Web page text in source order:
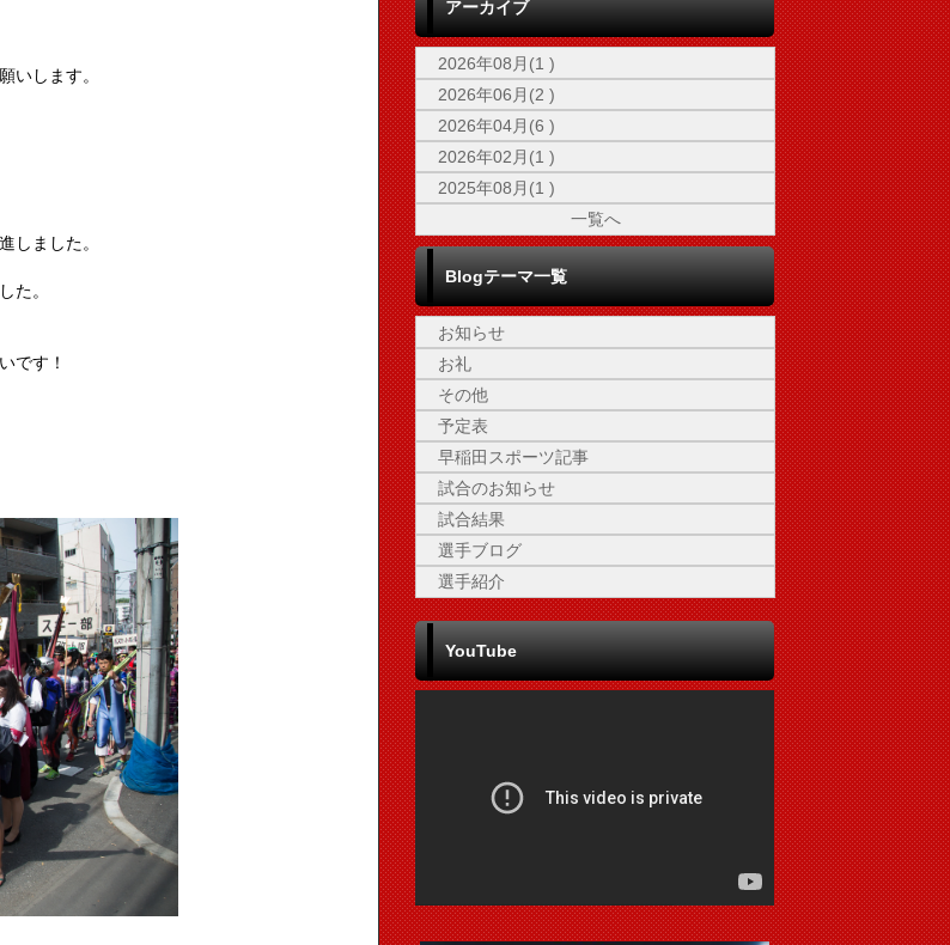
いします。
しました。
た。
です！
アーカイブ
2026年08月(1 )
2026年06月(2 )
2026年04月(6 )
2026年02月(1 )
2025年08月(1 )
一覧へ
Blogテーマ一覧
お知らせ
お礼
その他
予定表
早稲田スポーツ記事
試合のお知らせ
試合結果
選手ブログ
選手紹介
YouTube